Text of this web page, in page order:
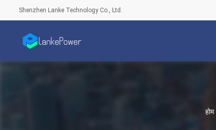
Shenzhen Lanke Technology Co., Ltd.
होम